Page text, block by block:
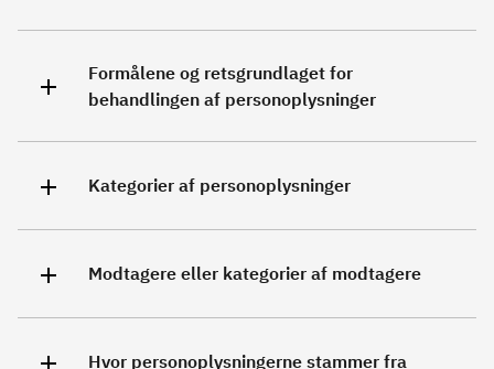
Formålene og retsgrundlaget for
behandlingen af personoplysninger
Kategorier af personoplysninger
Modtagere eller kategorier af modtagere
Hvor personoplysningerne stammer fra